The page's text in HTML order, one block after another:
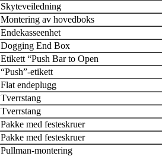
Skyteveiledning
Montering av hovedboks
Endekasseenhet
Dogging End Box
Etikett “Push Bar to Open
“Push”-etikett
Flat endeplugg
Tverrstang
Tverrstang
Pakke med festeskruer
Pakke med festeskruer
Pullman-montering